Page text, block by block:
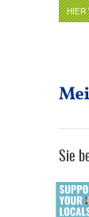
HIER
Sie